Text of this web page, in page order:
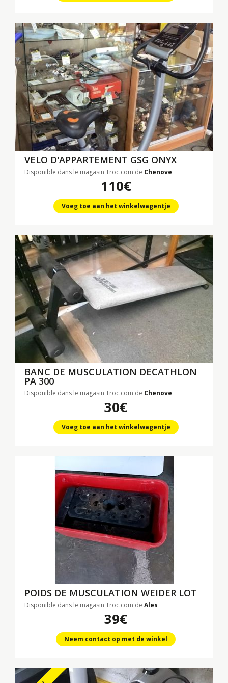
VELO D'APPARTEMENT GSG ONYX
Disponible dans le magasin Troc.com de Chenove
110€
Voeg toe aan het winkelwagentje
BANC DE MUSCULATION DECATHLON
PA 300
Disponible dans le magasin Troc.com de Chenove
30€
Voeg toe aan het winkelwagentje
POIDS DE MUSCULATION WEIDER LOT
Disponible dans le magasin Troc.com de Ales
39€
Neem contact op met de winkel